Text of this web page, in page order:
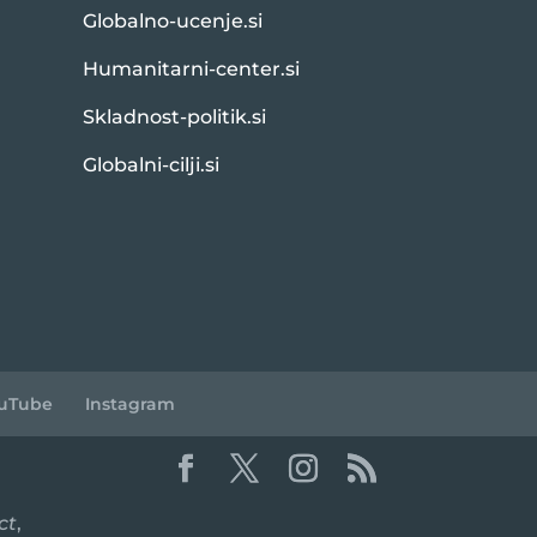
Globalno-ucenje.si
Humanitarni-center.si
Skladnost-politik.si
Globalni-cilji.si
Instagram
,